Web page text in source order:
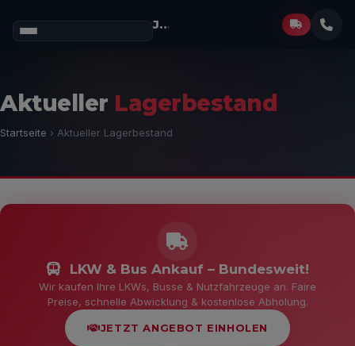
Josef Müller
Aktueller Lagerbestand
Startseite › Aktueller Lagerbestand
LKW & Bus Ankauf – Bundesweit!
Wir kaufen Ihre LKWs, Busse & Nutzfahrzeuge an. Faire
Preise, schnelle Abwicklung & kostenlose Abholung.
JETZT ANGEBOT EINHOLEN